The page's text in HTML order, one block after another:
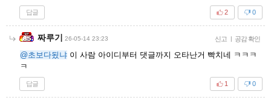
답글 0
2
짜루기 26-05-14 23:23 신고 | 공감 확인
@초보다됬냐 이 사람 아이디부터 댓글까지 오타난거 빡치네 ㅋㅋㅋ
ㅋ
답글 0
1